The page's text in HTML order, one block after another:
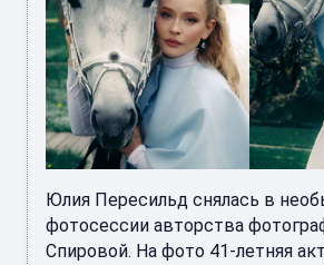
Юлия Пересильд снялась в
фотосессии авторства
Спировой. На фото 41-летняя